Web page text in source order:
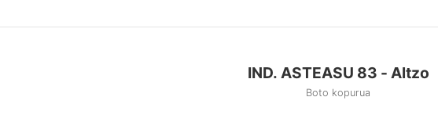
IND. ASTEASU 83 - Altzo
Boto kopurua